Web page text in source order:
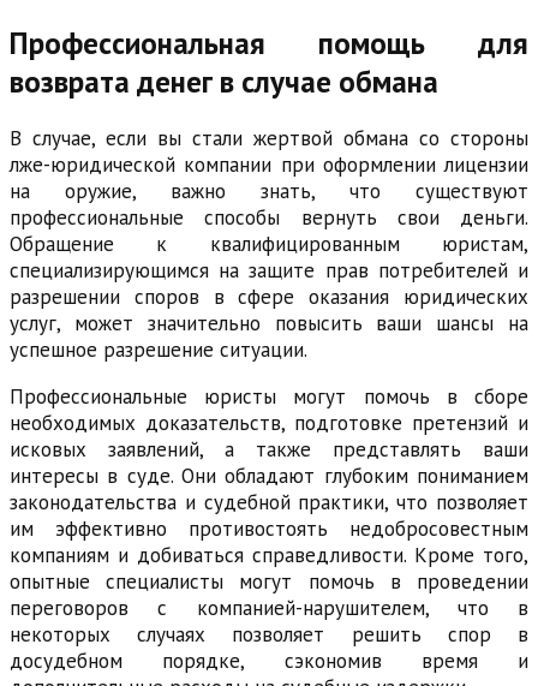
Профессиональная помощь для
возврата денег в случае обмана
В случае, если вы стали жертвой обмана со стороны
лже-юридической компании при оформлении лицензии
на оружие, важно знать, что существуют
профессиональные способы вернуть свои деньги.
Обращение к квалифицированным юристам,
специализирующимся на защите прав потребителей и
разрешении споров в сфере оказания юридических
услуг, может значительно повысить ваши шансы на
успешное разрешение ситуации.
Профессиональные юристы могут помочь в сборе
необходимых доказательств, подготовке претензий и
исковых заявлений, а также представлять ваши
интересы в суде. Они обладают глубоким пониманием
законодательства и судебной практики, что позволяет
им эффективно противостоять недобросовестным
компаниям и добиваться справедливости. Кроме того,
опытные специалисты могут помочь в проведении
переговоров с компанией-нарушителем, что в
некоторых случаях позволяет решить спор в
досудебном порядке, сэкономив время и